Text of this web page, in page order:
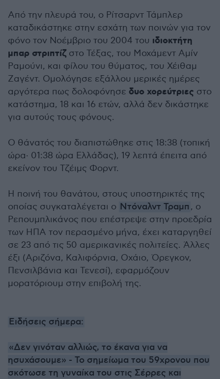
Από την πλευρά του, ο Ρίτσαρντ Τάμπλερ
καταδικάστηκε στην εσχάτη των ποινών για τον
φόνο τον Νοέμβριο του 2004 του ιδιοκτήτη
μπαρ στριπτίζ στο Τέξας, του Μοχάμεντ Αμίν
Ραμούνι, και φίλου του θύματος, του Χέιθαμ
Ζαγέντ. Ομολόγησε εξάλλου μερικές ημέρες
αργότερα πως δολοφόνησε δυο χορεύτριες στο
κατάστημα, 18 και 16 ετών, αλλά δεν δικάστηκε
για αυτούς τους φόνους.
Ο θάνατός του διαπιστώθηκε στις 18:38 (τοπική
ώρα· 01:38 ώρα Ελλάδας), 19 λεπτά έπειτα από
εκείνον του Τζέιμς Φορντ.
Η ποινή του θανάτου, στους υποστηρικτές της
οποίας συγκαταλέγεται ο Ντόναλντ Τραμπ , ο
Ρεπουμπλικάνος που επέστρεψε στην προεδρία
των ΗΠΑ τον περασμένο μήνα, έχει καταργηθεί
σε 23 από τις 50 αμερικανικές πολιτείες. Άλλες
έξι (Αριζόνα, Καλιφόρνια, Οχάιο, Όρεγκον,
Πενσιλβάνια και Τενεσί), εφαρμόζουν
μορατόριουμ στην επιβολή της.
Ειδήσεις σήμερα:
«Δεν γινόταν αλλιώς, το έκανα για να
ησυχάσουμε» - Το σημείωμα του 59χρονου που
σκότωσε τη γυναίκα του στις Σέρρες και